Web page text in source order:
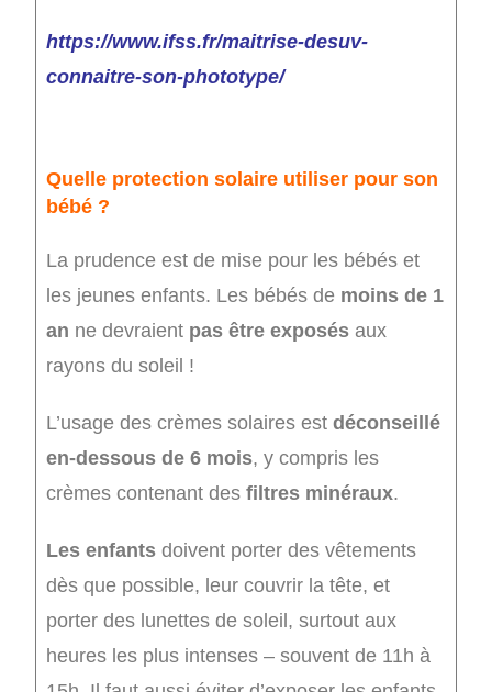
https://www.ifss.fr/maitrise-desuv-
connaitre-son-phototype/
Quelle protection solaire utiliser pour son
bébé ?
La prudence est de mise pour les bébés et
les jeunes enfants. Les bébés de moins de 1
an ne devraient pas être exposés aux
rayons du soleil !
L’usage des crèmes solaires estdéconseillé
en-dessous de 6 mois, y compris les
crèmes contenant desfiltres minéraux.
Les enfants doivent porter des vêtements
dès que possible, leur couvrir la tête, et
porter des lunettes de soleil, surtout aux
heures les plus intenses – souvent de 11h à